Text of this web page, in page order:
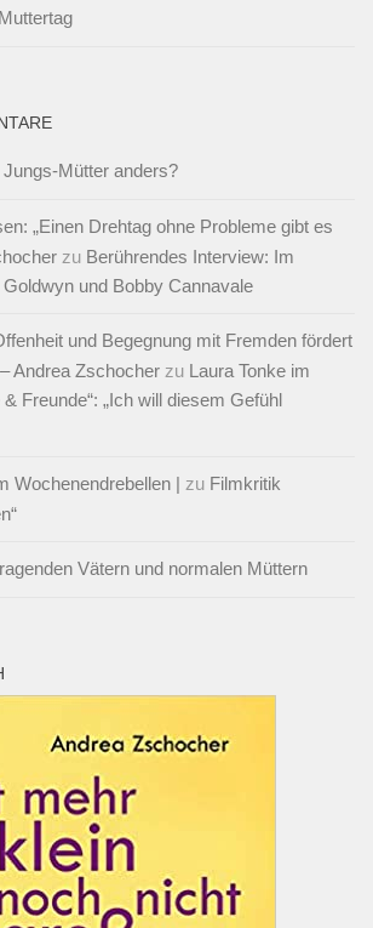
Jungs-Mütter anders?
„Einen Drehtag ohne Probleme gibt es
zu Berührendes Interview: Im
und Bobby Cannavale
und Begegnung mit Fremden fördert
Andrea Zschocher zu Laura Tonke im
Freunde“: „Ich will diesem Gefühl
Wochenendrebellen | zu Filmkritik
Vätern und normalen Müttern